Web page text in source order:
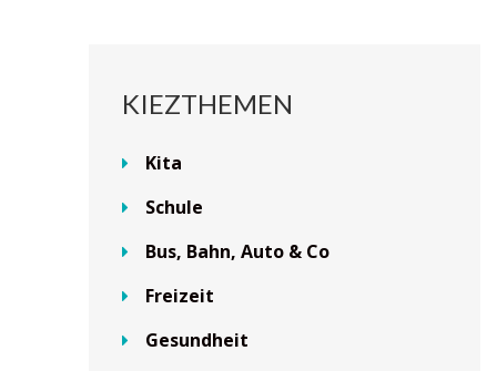
KIEZTHEMEN
Kita
Schule
Bus, Bahn, Auto & Co
Freizeit
Gesundheit